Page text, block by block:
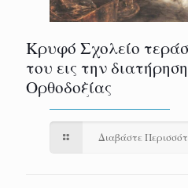
Κρυφό Σχολείο
του εις την
Ορθοδοξίας
Διαβάστε